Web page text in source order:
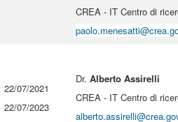
CREA - IT Centro di
22/07/2021
22/07/2023
Dr. Alberto Assirelli
CREA - IT Centro di